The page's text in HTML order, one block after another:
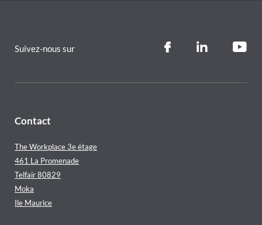
Suivez-nous sur
Contact
The Workplace 3e étage
461 La Promenade
Telfair 80829
Moka
Ile Maurice